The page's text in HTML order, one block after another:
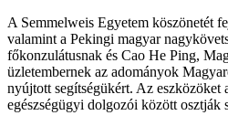
A Semmelweis Egyetem köszönetét
valamint a Pekingi magyar
főkonzulátusnak és Cao He Ping,
üzletembernek az adományok
nyújtott segítségükért. Az eszközöket
egészségügyi dolgozói között osztják